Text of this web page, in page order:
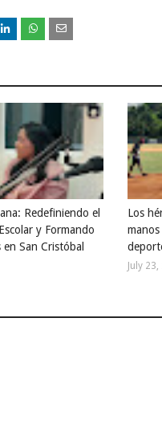
Redefiniendo el
y Formando
San Cristóbal
Los
July